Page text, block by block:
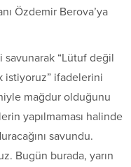
Özdemir Berova’ya
savunarak “Lütuf değil
istiyoruz” ifadelerini
mağdur olduğunu
yapılmaması halinde
savundu.
Bugün burada, yarın